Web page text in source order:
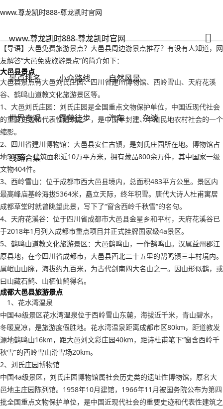
www.尊龙凯时888-尊龙凯时官网
www.尊龙凯时888-尊龙凯时官网
景点排名 小众路线 自然风景
世界奇观 露营徒步 汽车 杂谈
线路合集
www.尊龙凯时888-尊龙凯时官网
大邑免费旅游景点？大邑县周边游景点推荐-www.尊龙凯时888
【导语】大邑免费旅游景点？大邑县周边游景点推荐？有没有人知道，网
友解答“大邑免费旅游景点”的简介如下：
大邑县景点
大邑县景点有大邑刘氏庄园、四川省建川博物馆、西岭雪山、天府花溪
谷、鹤鸣山道教文化旅游景区等。
1、大邑刘氏庄园：刘氏庄园是全国重点文物保护单位，中国近现代社会
的重要史迹和代表性建筑之一，是中国半封建、半殖民地农村社会的一个
缩影。
2、四川省建川博物馆：大邑县安仁古镇，是刘氏庄园所在地。博物馆占
地500亩，建筑面积近10万平方米，拥有藏品800余万件，其中国家一级
文物404件。
3、西岭雪山：位于成都市西大邑县境内，总面积483平方公里。景区内
最高峰庙基岭海拔5364米，矗立天际，终年积雪。唐代大诗人杜甫寓居
成都草堂时就曾眺望此景，写下了“窗含西岭千秋雪”的名句。
4、天府花溪谷：位于四川省成都市大邑县金星乡和平村，天府花溪谷已
于2018年1月列入成都市重点项目并正式挂牌国家级4a景区。
5、鹤鸣山道教文化旅游景区：大邑鹤鸣山，一作鹄鸣山。汉属益州郡江
原县地，在今四川省成都市，大邑县西北二十五里的鹄鸣镇三丰村境内。
属岷山山脉，海拔约九百米，为古代剑南四大名山之一。因山形似鹤，或
曰山藏石鹤、山栖仙鹤得名。
成都大邑县旅游景点
1、花水湾温泉
中国4a级景区花水湾温泉位于西岭雪山东麓，海拔近千米，青山碧水，
冬暖夏凉，是旅游度假胜地。花水湾温泉距离成都市区80km，距道教发
源地鹤鸣山16km，距大邑刘文彩庄园40km，距诗杜甫笔下“窗含西岭千
秋雪”的西岭雪山滑雪场20km。
2、刘氏庄园博物馆
中国4a级景区，刘氏庄园博物馆属社会历史类的遗址性博物馆，原名大
邑地主庄园陈列馆。1958年10月建馆，1966年11月被国务院公布为第四
批全国重点文物保护单位，是中国近现代社会的重要史迹和代表性建筑之